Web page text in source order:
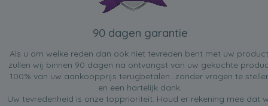
90 dagen garantie
Als u om welke reden dan ook niet tevreden bent met uw
zullen wij binnen 90 dagen na ontvangst van uw gekochte
100% van uw aankoopprijs terugbetalen...zonder vragen te
en een hartelijk dank.
Uw tevredenheid is onze topprioriteit. Houd er rekening mee dat